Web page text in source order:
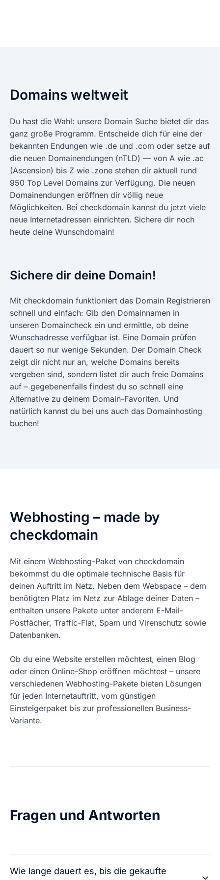
Domains weltweit
Du hast die Wahl: unsere Domain Suche bietet dir das
ganz große Programm. Entscheide dich für eine der
bekannten Endungen wie .de und .com oder setze auf
die neuen Domainendungen (nTLD) — von A wie .ac
(Ascension) bis Z wie .zone stehen dir aktuell rund
950 Top Level Domains zur Verfügung. Die neuen
Domainendungen eröffnen dir völlig neue
Möglichkeiten. Bei checkdomain kannst du jetzt viele
neue Internetadressen einrichten. Sichere dir noch
heute deine Wunschdomain!
Sichere dir deine Domain!
Mit checkdomain funktioniert das Domain Registrieren
schnell und einfach: Gib den Domainnamen in
unseren Domaincheck ein und ermittle, ob deine
Wunschadresse verfügbar ist. Eine Domain prüfen
dauert so nur wenige Sekunden. Der Domain Check
zeigt dir nicht nur an, welche Domains bereits
vergeben sind, sondern listet dir auch freie Domains
auf – gegebenenfalls findest du so schnell eine
Alternative zu deinem Domain-Favoriten. Und
natürlich kannst du bei uns auch das Domainhosting
buchen!
Webhosting – made by
checkdomain
Mit einem Webhosting-Paket von checkdomain
bekommst du die optimale technische Basis für
deinen Auftritt im Netz. Neben dem Webspace – dem
benötigten Platz im Netz zur Ablage deiner Daten –
enthalten unsere Pakete unter anderem E-Mail-
Postfächer, Traffic-Flat, Spam und Virenschutz sowie
Datenbanken.
Ob du eine Website erstellen möchtest, einen Blog
oder einen Online-Shop eröffnen möchtest – unsere
verschiedenen Webhosting-Pakete bieten Lösungen
für jeden Internetauftritt, vom günstigen
Einsteigerpaket bis zur professionellen Business-
Variante.
Fragen und Antworten
Wie lange dauert es, bis die gekaufte